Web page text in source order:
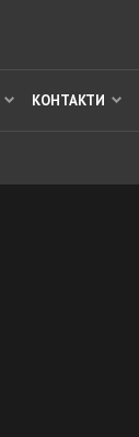
КОНТАКТИ